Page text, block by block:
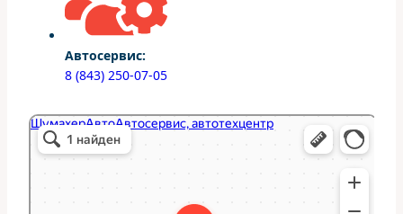
Автосервис:
8 (843) 250-07-05
ШумахерАвто
Автосервис, автотехцентр в Казани
Студия тюнинга в Казани